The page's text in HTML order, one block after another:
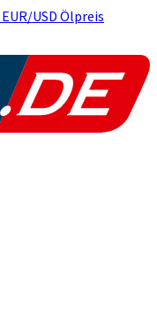
EUR/USD Ölpreis